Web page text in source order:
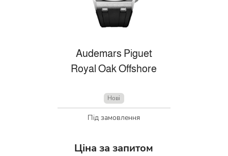
Audemars Piguet
Royal Oak Offshore
Нові
Під замовлення
Ціна за запитом